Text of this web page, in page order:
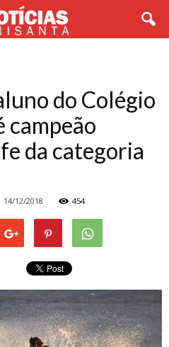
do Colégio
campeão
da categoria
14/12/2018 454